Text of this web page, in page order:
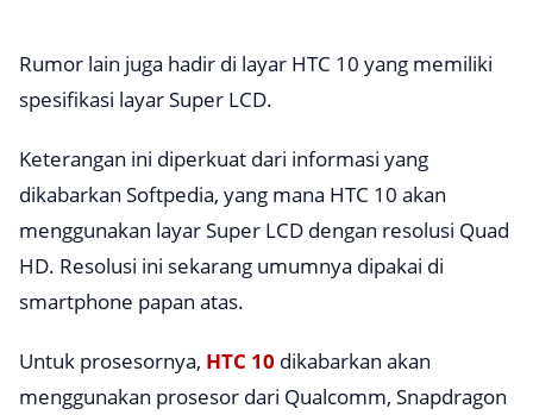
Rumor lain juga hadir di layar HTC 10 yang memiliki
spesifikasi layar Super LCD.
Keterangan ini diperkuat dari informasi yang
dikabarkan Softpedia, yang mana HTC 10 akan
menggunakan layar Super LCD dengan resolusi Quad
HD. Resolusi ini sekarang umumnya dipakai di
smartphone papan atas.
Untuk prosesornya, HTC 10 dikabarkan akan
menggunakan prosesor dari Qualcomm, Snapdragon